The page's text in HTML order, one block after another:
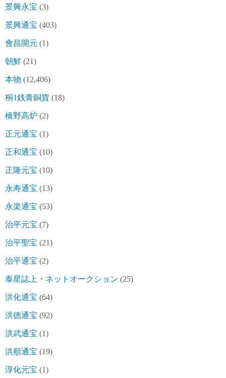
景興永宝 (3)
景興通宝 (403)
會昌開元 (1)
朝鮮 (21)
本物 (12,406)
桐1銭青銅貨 (18)
橋野高炉 (2)
正元通宝 (1)
正和通宝 (10)
正隆元宝 (10)
永寿通宝 (13)
永楽通宝 (53)
治平元宝 (7)
治平聖宝 (21)
治平通宝 (2)
泰星誌上・ネットオークション (25)
洪化通宝 (64)
洪徳通宝 (92)
洪武通宝 (1)
洪順通宝 (19)
淳化元宝 (1)